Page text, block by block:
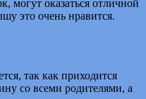
могут оказаться отличной
это очень нравится.
так как приходится
со всеми родителями, а